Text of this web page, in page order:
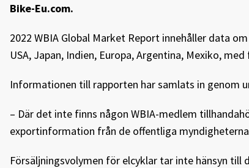
Bike-Eu.com.
2022 WBIA Global Market Report innehåller data
USA, Japan, Indien, Europa, Argentina, Mexiko, med
Informationen till rapporten har samlats in genom
– Där det inte finns någon WBIA-medlem
exportinformation från de offentliga
Försäljningsvolymen för elcyklar tar inte hänsyn